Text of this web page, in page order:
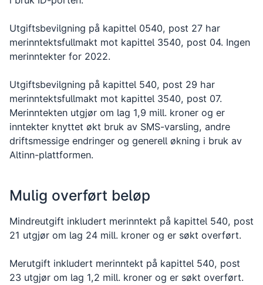
Utgiftsbevilgning på kapittel 0540, post 27 har
merinntektsfullmakt mot kapittel 3540, post 04. Ingen
merinntekter for 2022.
Utgiftsbevilgning på kapittel 540, post 29 har
merinntektsfullmakt mot kapittel 3540, post 07.
Merinntekten utgjør om lag 1,9 mill. kroner og er
inntekter knyttet økt bruk av SMS-varsling, andre
driftsmessige endringer og generell økning i bruk av
Altinn-plattformen.
Mulig overført beløp
Mindreutgift inkludert merinntekt på kapittel 540, post
21 utgjør om lag 24 mill. kroner og er søkt overført.
Merutgift inkludert merinntekt på kapittel 540, post
23 utgjør om lag 1,2 mill. kroner og er søkt overført.